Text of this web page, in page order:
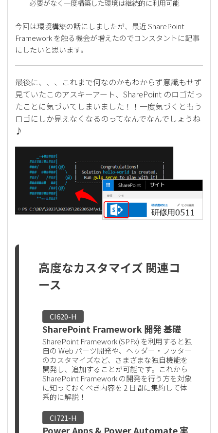
必要がなく一度構築した環境は継続的に利用可能
今回は環境構築の話にしましたが、最近 SharePoint
Framework を触る機会が増えたのでコンスタントに記事
にしたいと思います。
最後に、、、これまで何なのかもわからず意識もせず
見ていたこのアスキーアート、SharePoint のロゴだっ
たことに気づいてしまいました！！一度気づくともう
ロゴにしか見えなくなるのってなんでなんでしょうね
♪
高度なカスタマイズ 関連コ
ース
CI620-H
SharePoint Framework 開発 基礎
SharePoint Framework (SPFx) を利用すると独
自の Web パーツ開発や、ヘッダー・フッター
のカスタマイズなど、さまざまな独自機能を
開発し、追加することが可能です。これから
SharePoint Framework の開発を行う方を対象
に知っておくべき内容を 2 日間に集約して体
系的に解説！
CI721-H
Power Apps & Power Automate 実